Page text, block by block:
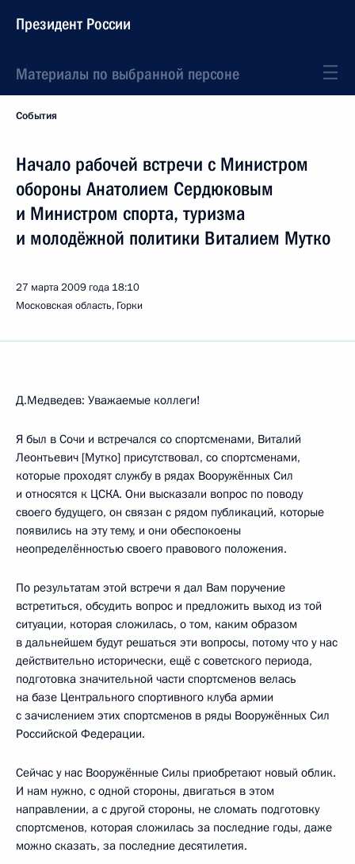
Президент России
Материалы по выбранной персоне
События
Начало рабочей встречи с Министром
обороны Анатолием Сердюковым
и Министром спорта, туризма
и молодёжной политики Виталием Мутко
27 марта 2009 года 18:10
Московская область, Горки
Д.Медведев: Уважаемые коллеги!
Я был в Сочи и встречался со спортсменами, Виталий
Леонтьевич [Мутко] присутствовал, со спортсменами,
которые проходят службу в рядах Вооружённых Сил
и относятся к ЦСКА. Они высказали вопрос по поводу
своего будущего, он связан с рядом публикаций, которые
появились на эту тему, и они обеспокоены
неопределённостью своего правового положения.
По результатам этой встречи я дал Вам поручение
встретиться, обсудить вопрос и предложить выход из той
ситуации, которая сложилась, о том, каким образом
в дальнейшем будут решаться эти вопросы, потому что у нас
действительно исторически, ещё с советского периода,
подготовка значительной части спортсменов велась
на базе Центрального спортивного клуба армии
с зачислением этих спортсменов в ряды Вооружённых Сил
Российской Федерации.
Сейчас у нас Вооружённые Силы приобретают новый облик.
И нам нужно, с одной стороны, двигаться в этом
направлении, а с другой стороны, не сломать подготовку
спортсменов, которая сложилась за последние годы, даже
можно сказать, за последние десятилетия.